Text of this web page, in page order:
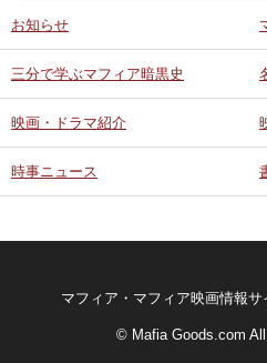
お知らせ
三分で学ぶマフィア暗黒史
映画・ドラマ紹介
時事ニュース
マフィア・マフィア映画情報
© Mafia Goods.com